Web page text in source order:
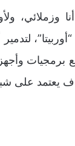
وزملائي،
“أوربيتا”،
برمجيات
يعتمد على